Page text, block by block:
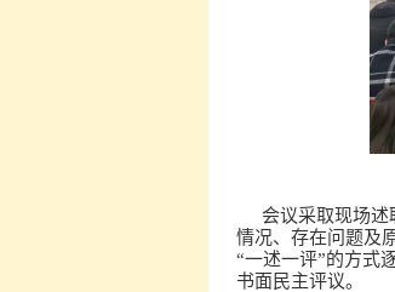
会议采取现场述
情况、存在问题及
“一述一评”的方式
书面民主评议。